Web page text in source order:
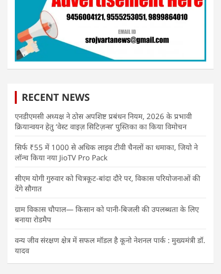
RECENT NEWS
एनडीएमसी अध्यक्ष ने ठोस अपशिष्ट प्रबंधन नियम, 2026 के प्रभावी
क्रियान्वयन हेतु ‘वेस्ट वाइज़ सिटिज़न्स’ पुस्तिका का किया विमोचन
सिर्फ ₹55 में 1000 से अधिक लाइव टीवी चैनलों का धमाका, जियो ने
लॉन्च किया नया JioTV Pro Pack
सीएम योगी गुरुवार को चित्रकूट-बांदा दौरे पर, विकास परियोजनाओं की
देंगे सौगात
ग्राम विकास चौपाल— किसान को पानी-बिजली की उपलब्धता के लिए
बनाया रोडमैप
वन्य जीव संरक्षण क्षेत्र में सफल मॉडल है कूनो नेशनल पार्क : मुख्यमंत्री डॉ.
यादव